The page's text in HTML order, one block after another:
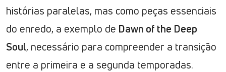
histórias paralelas, mas como peças essenciais
do enredo, a exemplo de Dawn of the Deep
Soul, necessário para compreender a transição
entre a primeira e a segunda temporadas.